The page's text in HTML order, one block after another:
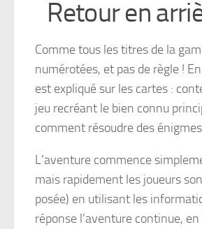
Retour en
Comme tous les titres de la
numérotées, et pas de règle !
est expliqué sur les cartes :
jeu recréant le bien connu
comment résoudre des
L’aventure commence
mais rapidement les joueurs
posée) en utilisant les
réponse l’aventure continue,